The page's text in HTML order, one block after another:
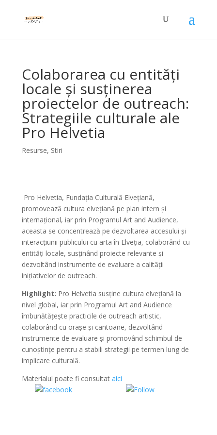
Colaborarea cu entități
locale și susținerea
proiectelor de outreach:
Strategiile culturale ale
Pro Helvetia
Resurse, Stiri
Pro Helvetia, Fundația Culturală Elvețiană,
promovează cultura elvețiană pe plan intern și
internațional, iar prin Programul Art and Audience,
aceasta se concentrează pe dezvoltarea accesului și
interacțiunii publicului cu arta în Elveția, colaborând cu
entități locale, susținând proiecte relevante și
dezvoltând instrumente de evaluare a calității
inițiativelor de outreach.
Highlight: Pro Helvetia susține cultura elvețiană la
nivel global, iar prin Programul Art and Audience
îmbunătățește practicile de outreach artistic,
colaborând cu orașe și cantoane, dezvoltând
instrumente de evaluare și promovând schimbul de
cunoștințe pentru a stabili strategii pe termen lung de
implicare culturală.
Materialul poate fi consultat aici
Share on